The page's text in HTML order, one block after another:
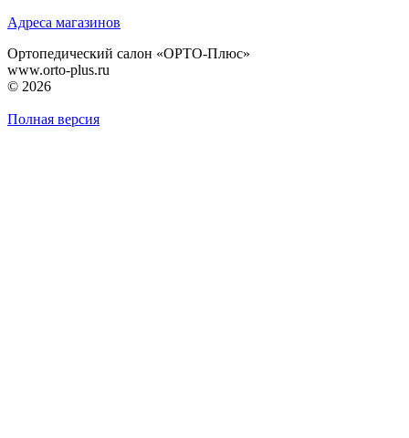
Адреса магазинов
Ортопедический салон «ОРТО-Плюс»
www.orto-plus.ru
© 2026
Полная версия